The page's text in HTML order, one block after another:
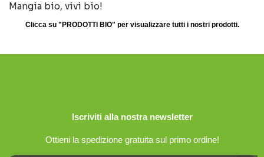
Mangia bio, vivi bio!
Clicca su "PRODOTTI BIO" per visualizzare tutti i nostri prodotti.
Iscriviti alla nostra newsletter
Ottieni la spedizione gratuita sul primo ordine!